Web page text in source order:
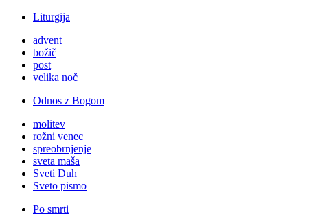
Liturgija
advent
božič
post
velika noč
Odnos z Bogom
molitev
rožni venec
spreobrnjenje
sveta maša
Sveti Duh
Sveto pismo
Po smrti